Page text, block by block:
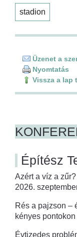
stadion
Üzenet a
Nyomtatás
Vissza a lap
Építész
Azért a víz a
2026.
Rés a pajzson –
kényes
Évtizedes